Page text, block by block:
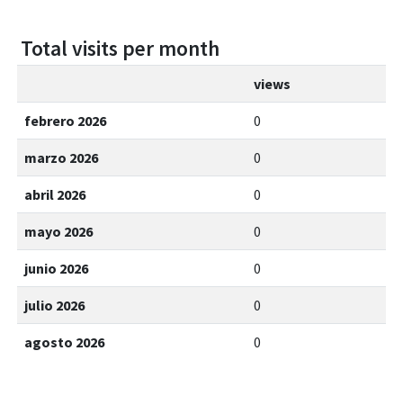
Total visits per month
views
febrero 2026 0
marzo 2026 0
abril 2026 0
mayo 2026 0
junio 2026 0
julio 2026 0
agosto 2026 0